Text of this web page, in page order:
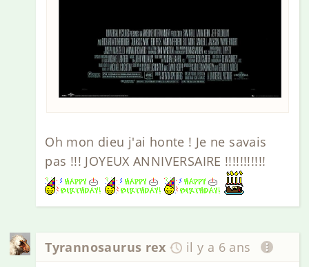
Oh mon dieu j'ai honte ! Je ne savais
pas !!! JOYEUX ANNIVERSAIRE !!!!!!!!!!!
Tyrannosaurus rex il y a 6 ans